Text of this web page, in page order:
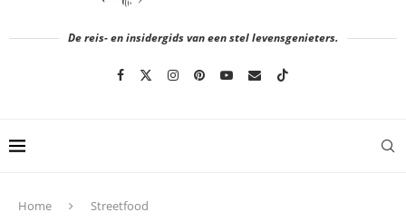
De reis- en insidergids van een stel levensgenieters.
Home Streetfood